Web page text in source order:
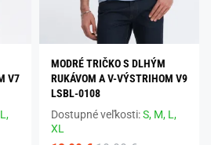
V7
L,
MODRÉ TRIČKO S DLHÝM
RUKÁVOM A V-VÝSTRIHOM V9
LSBL-0108
Dostupné veľkosti:S, M, L,
XL